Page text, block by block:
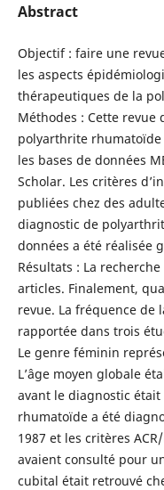
Abstract
Objectif : faire une
les aspects
thérapeutiques de la
Méthodes : Cette
polyarthrite
les bases de données
Scholar. Les critères
publiées chez des
diagnostic de
données a été réalisée
Résultats : La
articles. Finalement,
revue. La fréquence
rapportée dans trois
Le genre féminin
L’âge moyen globale
avant le diagnostic
rhumatoïde a été
1987 et les critères
avaient consulté pour
cubital était retrouvé